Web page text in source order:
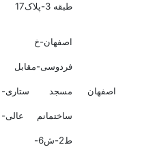
طبقه 3-پلاک17
اصفهان
اصفهان-خ
فردوسی-مقابل
مسجد ستاری-
ساختمانم عالی-
ط2-ش6-